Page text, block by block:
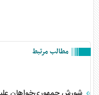
مطالب مرتبط